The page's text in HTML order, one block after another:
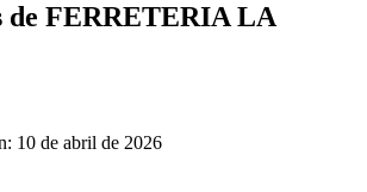
de FERRETERIA LA
10 de abril de 2026